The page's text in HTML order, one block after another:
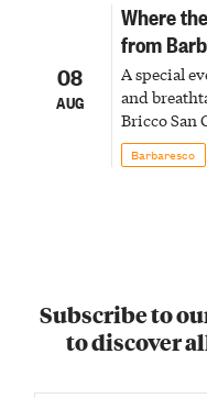
08
AUG
Where
from
A special
and
Bricco San
Barbaresco
Subscribe to
to discover